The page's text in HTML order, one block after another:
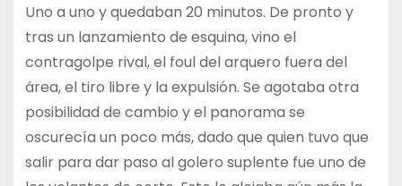
Uno a uno y quedaban 20 minutos. De pronto y
tras un lanzamiento de esquina, vino el
contragolpe rival, el foul del arquero fuera del
área, el tiro libre y la expulsión. Se agotaba otra
posibilidad de cambio y el panorama se
oscurecía un poco más, dado que quien tuvo que
salir para dar paso al golero suplente fue uno de